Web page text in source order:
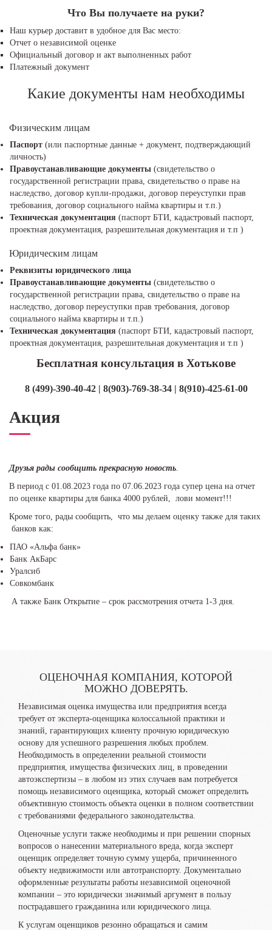
Что Вы получаете на руки?
Наш курьер доставит в удобное для Вас место:
Отчет о независимой оценке
Официальный договор и акт выполненных работ
Платежный документ
Какие документы нам необходимы
Физическим лицам
Паспорт (или паспортные данные + документ, подтверждающий
личность)
Правоустанавливающие документы (свидетельство о
государственной регистрации права, свидетельство о праве на
наследство, договор купли-продажи, договор переуступки прав
требования, договор социального найма квартиры и т.п.)
Техническая документация (паспорт БТИ, кадастровый паспорт,
проектная документация, разрешительная документация и т.п )
Юридическим лицам
Реквизиты юридического лица
Правоустанавливающие документы (свидетельство о
государственной регистрации права, свидетельство о праве на
наследство, договор переуступки прав требования, договор
социального найма квартиры и т.п.)
Техническая документация (паспорт БТИ, кадастровый паспорт,
проектная документация, разрешительная документация и т.п )
Бесплатная консультация в Хотькове
8 (499)-390-40-42 | 8(903)-769-38-34 | 8(910)-425-61-00
Акция
Друзья рады сообщить прекрасную новость
В период с 01.08.2023 года по 07.06.2023 года супер цена на отчет
по оценке квартиры для банка 4000 рублей, лови момент!!!
Кроме того, рады сообщить, что мы делаем оценку также для таких
банков как:
ПАО «Альфа банк»
Банк АкБарс
Уралсиб
Совкомбанк
А также Банк Открытие – срок рассмотрения отчета 1-3 дня.
ОЦЕНОЧНАЯ КОМПАНИЯ, КОТОРОЙ
МОЖНО ДОВЕРЯТЬ.
Независимая оценка имущества или предприятия всегда
требует от эксперта-оценщика колоссальной практики и
знаний, гарантирующих клиенту прочную юридическую
основу для успешного разрешения любых проблем.
Необходимость в определении реальной стоимости
предприятия, имущества физических лиц, в проведении
автоэкспертизы – в любом из этих случаев вам потребуется
помощь независимого оценщика, который сможет определить
объективную стоимость объекта оценки в полном соответствии
с требованиями федерального законодательства.
Оценочные услуги также необходимы и при решении спорных
вопросов о нанесении материального вреда, когда эксперт
оценщик определяет точную сумму ущерба, причиненного
объекту недвижимости или автотранспорту. Документально
оформленные результаты работы независимой оценочной
компании – это юридически значимый аргумент в пользу
пострадавшего гражданина или юридического лица.
К услугам оценщиков резонно обращаться и самим